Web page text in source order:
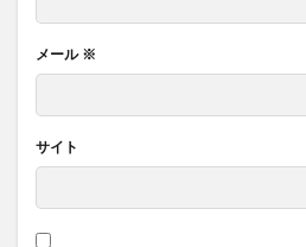
メール ※
サイト